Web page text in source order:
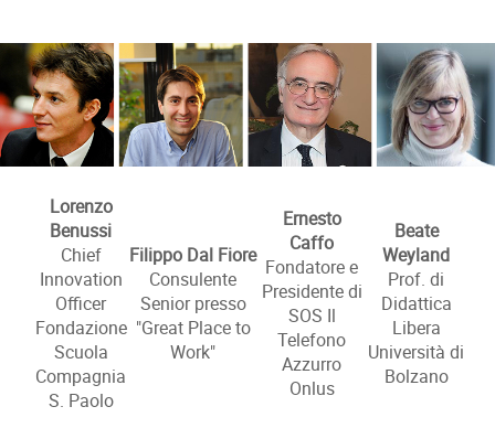
Lorenzo
Benussi
Chief
Innovation
Officer
Fondazione
Scuola
Compagnia
S. Paolo
Filippo Dal Fiore
Consulente
Senior presso
"Great Place to
Work"
Ernesto
Caffo
Fondatore e
Presidente di
SOS Il
Telefono
Azzurro
Onlus
Beate
Weyland
Prof. di
Didattica
Libera
Università di
Bolzano